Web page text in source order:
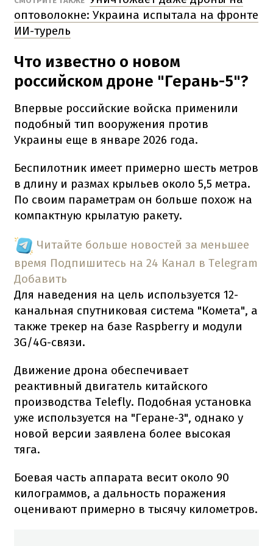
оптоволокне: Украина испытала на фронте
ИИ-турель
Что известно о новом
российском дроне "Герань-5"?
Впервые российские войска применили
подобный тип вооружения против
Украины еще в январе 2026 года.
Беспилотник имеет примерно шесть метров
в длину и размах крыльев около 5,5 метра.
По своим параметрам он больше похож на
компактную крылатую ракету.
Читайте больше новостей за меньшее
время Подпишитесь на 24 Канал в Telegram
Добавить
Для наведения на цель используется 12-
канальная спутниковая система "Комета", а
также трекер на базе Raspberry и модули
3G/4G-связи.
Движение дрона обеспечивает
реактивный двигатель китайского
производства Telefly. Подобная установка
уже используется на "Геране-3", однако у
новой версии заявлена более высокая
тяга.
Боевая часть аппарата весит около 90
килограммов, а дальность поражения
оценивают примерно в тысячу километров.